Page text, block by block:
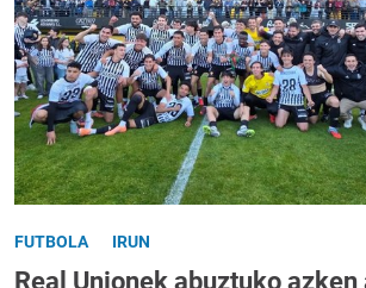
FUTBOLA IRUN
Real Unionek abuztuko